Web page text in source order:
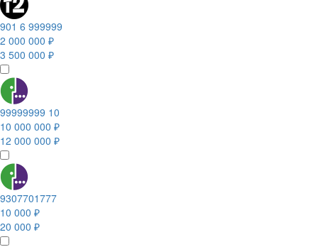
901 6 999999
2 000 000 ₽
3 500 000 ₽
99999999 10
10 000 000 ₽
12 000 000 ₽
9307701777
10 000 ₽
20 000 ₽